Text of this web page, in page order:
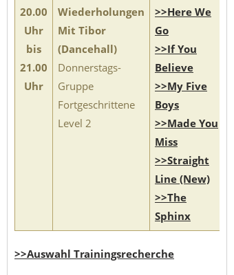
20.00
Uhr
bis
21.00
Uhr
Wiederholungen
Mit Tibor
(Dancehall)
Donnerstags-
Gruppe
Fortgeschrittene
Level 2
>>Here We
Go
>>If You
Believe
>>My Five
Boys
>>Made You
Miss
>>Straight
Line (New)
>>The
Sphinx
>>Auswahl Trainingsrecherche